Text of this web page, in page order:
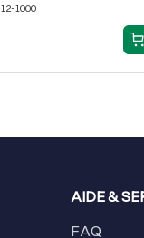
12-1000
AIDE &
FAQ